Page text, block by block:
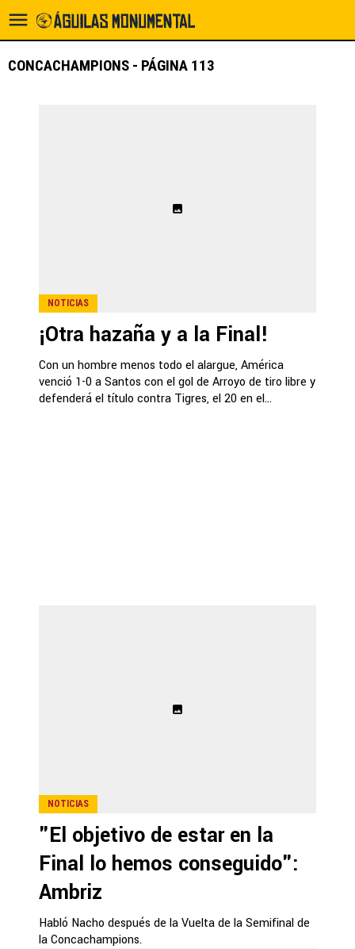
CONCACHAMPIONS - PÁGINA 113
NOTICIAS
¡Otra hazaña y a la Final!
Con un hombre menos todo el alargue, América
venció 1-0 a Santos con el gol de Arroyo de tiro libre y
defenderá el título contra Tigres, el 20 en el...
NOTICIAS
"El objetivo de estar en la
Final lo hemos conseguido":
Ambriz
Habló Nacho después de la Vuelta de la Semifinal de
la Concachampions.